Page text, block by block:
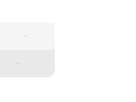
-
-